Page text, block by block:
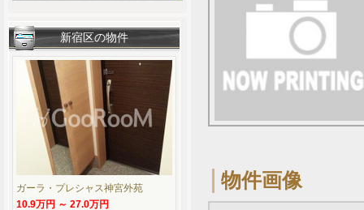
物件画像
新宿区の物件
ガーラ・プレシャス神宮外苑
10.9万円 ～ 27.0万円